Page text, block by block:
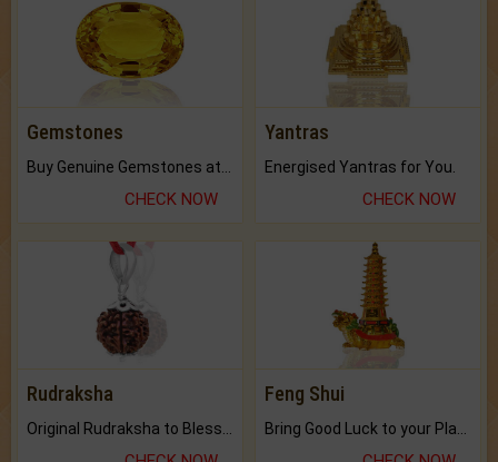
Gemstones
CHECK NOW
Yantras
Energised Yantras for You.
CHECK NOW
Rudraksha Feng Shui